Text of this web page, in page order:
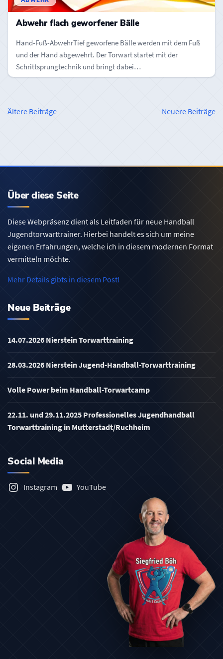
Abwehr flach geworfener Bälle
Hand-Fuß-AbwehrTief geworfene Bälle werden mit dem Fuß
und der Hand abgewehrt. Der Torwart startet mit der
Schrittsprungtechnik und bringt dabei…
Beitragsnavigation
Ältere Beiträge Neuere Beiträge
Über diese Seite
Diese Webpräsenz dient als Leitfaden für neue Handball
Jugendtorwarttrainer. Hierbei handelt es sich um meine
eigenen Erfahrungen, welche ich in diesem modernen Format
vermitteln möchte.
Mehr Details gibts in diesem Post!
Neue Beiträge
14.07.2026 Nierstein Torwarttraining
28.03.2026 Nierstein Jugend-Handball-Torwarttraining
Volle Power beim Handball-Torwartcamp
22.11. und 29.11.2025 Professionelles Jugendhandball
Torwarttraining in Mutterstadt/Ruchheim
Social Media
Instagram YouTube